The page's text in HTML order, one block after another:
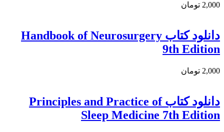
2,000 تومان
دانلود کتاب Handbook of Neurosurgery
9th Edition
2,000 تومان
دانلود کتاب Principles and Practice of
Sleep Medicine 7th Edition